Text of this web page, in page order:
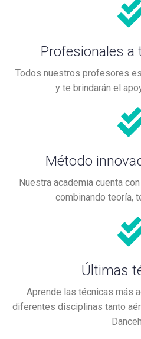
Profesionales a
Todos nuestros profesores
y te brindarán el
Método
Nuestra academia cuenta
combinando teoría,
Últimas
Aprende las técnicas más
diferentes disciplinas tanto